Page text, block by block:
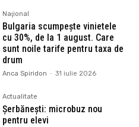
Naţional
Bulgaria scumpește vinietele
cu 30%, de la 1 august. Care
sunt noile tarife pentru taxa de
drum
Anca Spiridon - 31 iulie 2026
Actualitate
Șerbănești: microbuz nou
pentru elevi